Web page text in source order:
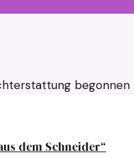
dem Schneider“